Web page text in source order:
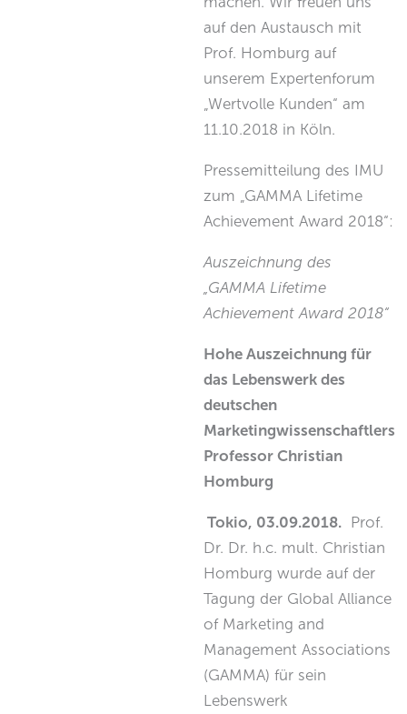
auf den Austausch mit
Prof. Homburg auf
unserem Expertenforum
„Wertvolle Kunden“ am
11.10.2018 in Köln.
Pressemitteilung des IMU
zum „GAMMA Lifetime
Achievement Award 2018“:
Auszeichnung des
„GAMMA Lifetime
Achievement Award 2018“
Hohe Auszeichnung für
das Lebenswerk des
deutschen
Marketingwissenschaftlers
Professor Christian
Homburg
Tokio, 03.09.2018. Prof.
Dr. Dr. h.c. mult. Christian
Homburg wurde auf der
Tagung der Global Alliance
of Marketing and
Management Associations
(GAMMA) für sein
Lebenswerk